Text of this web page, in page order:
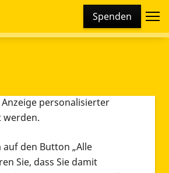
Spenden
verschiedene Cookies und
Dies beinhaltet Cookies und
personalisierter
werden.
den Button „Alle
Sie, dass Sie damit